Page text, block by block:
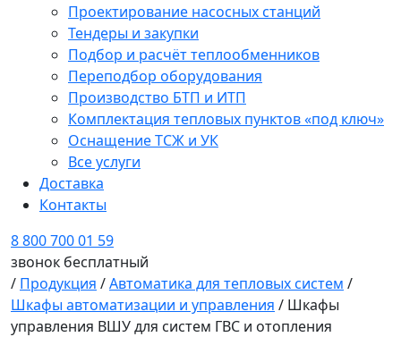
Проектирование насосных станций
Тендеры и закупки
Подбор и расчёт теплообменников
Переподбор оборудования
Производство БТП и ИТП
Комплектация тепловых пунктов «под ключ»
Оснащение ТСЖ и УК
Все услуги
Доставка
Контакты
8 800 700 01 59
звонок бесплатный
/ Продукция /Автоматика для тепловых систем /
Шкафы автоматизации и управления / Шкафы
управления ВШУ для систем ГВС и отопления